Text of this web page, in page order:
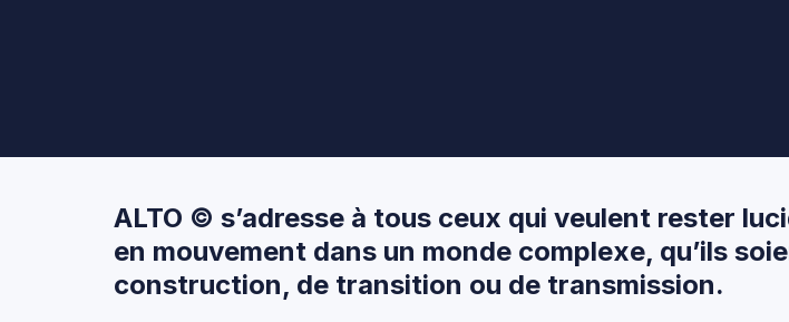
ALTO © s’adresse à tous ceux qui veulent rester
en mouvement dans un monde complexe, qu’ils
construction, de transition ou de transmission.